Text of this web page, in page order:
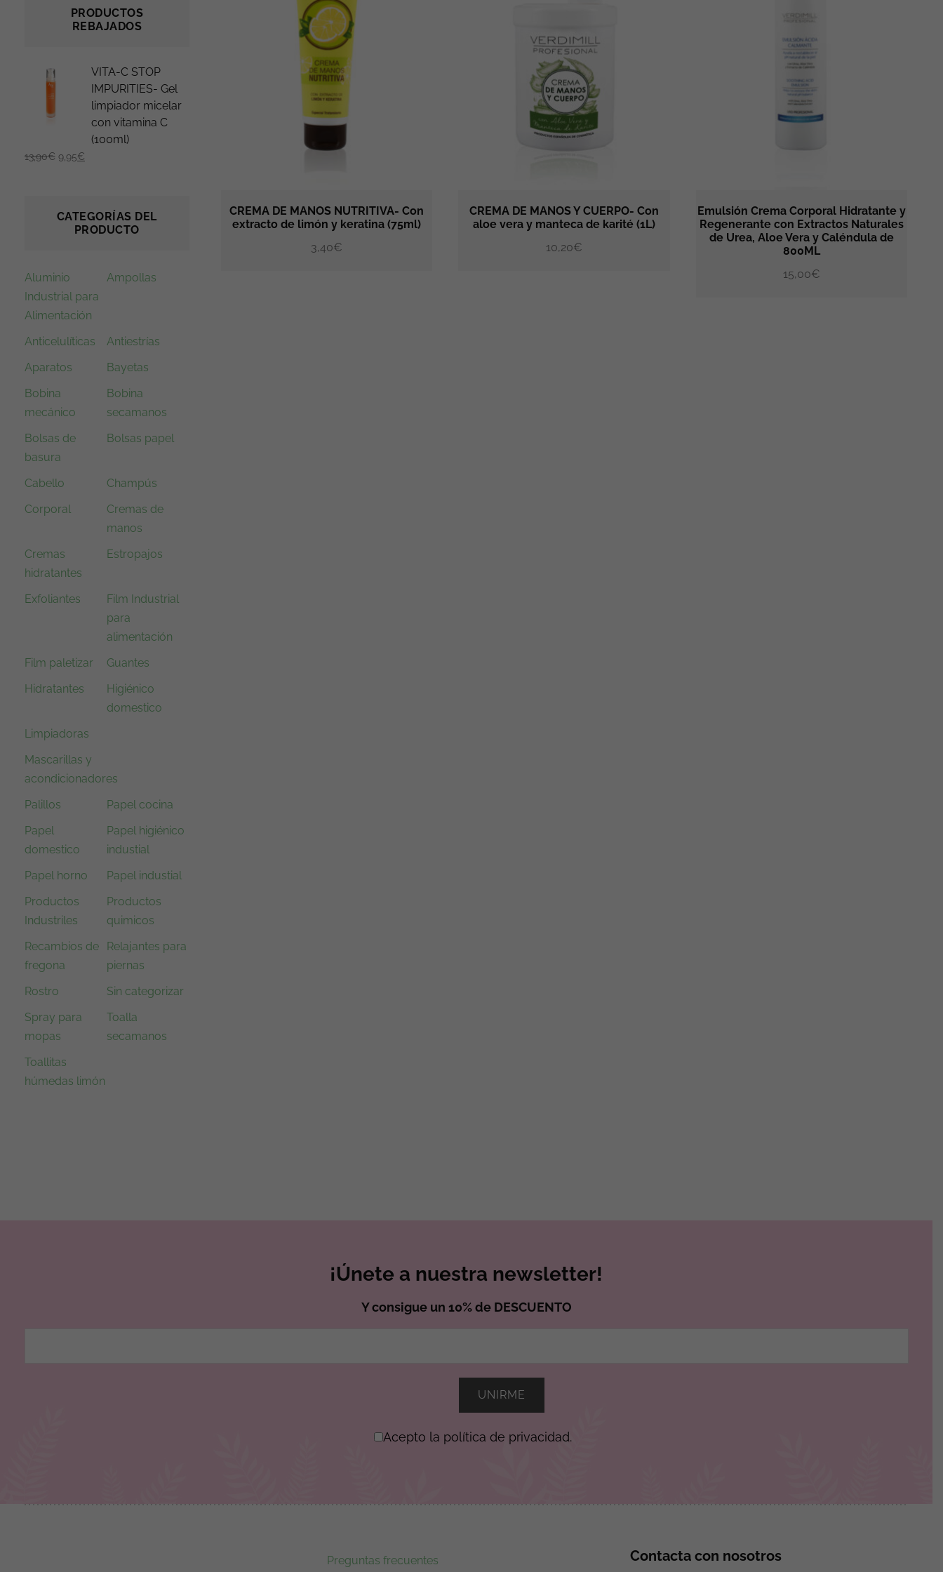
PRODUCTOS
REBAJADOS
VITA-C STOP
IMPURITIES- Gel
limpiador micelar
con vitamina C
(100ml)
13,90€
c
g
i
n
a
e
r
a
,
9
9,95€
c
u
a
l
e
:
9
,
.
CATEGORÍAS DEL
PRODUCTO
Aluminio
Industrial para
Alimentación
Ampollas
Anticelulíticas
Antiestrías
Aparatos
Bayetas
Bobina
mecánico
Bobina
secamanos
Bolsas de
basura
Bolsas papel
Cabello
Champús
Corporal
Cremas de
manos
Cremas
hidratantes
Estropajos
Exfoliantes
Film Industrial
para
alimentación
Film paletizar
Guantes
Hidratantes
Higiénico
domestico
Limpiadoras
Mascarillas y
acondicionadores
Palillos
Papel cocina
Papel
domestico
Papel higiénico
industial
Papel horno
Papel industial
Productos
Industriles
Productos
quimicos
Recambios de
fregona
Relajantes para
piernas
Rostro
Sin categorizar
Spray para
mopas
Toalla
secamanos
Toallitas
húmedas limón
CREMA DE MANOS NUTRITIVA- Con
extracto de limón y keratina (75ml)
3,40€
CREMA DE MANOS Y CUERPO- Con
aloe vera y manteca de karité (1L)
10,20€
AÑADIR AL CARRITO
Emulsión Crema Corporal Hidratante y
Regenerante con Extractos Naturales
de Urea, Aloe Vera y Caléndula de
800ML
15,00€
¡Únete a nuestra newsletter!
Y consigue un 10% de DESCUENTO
Acepto la política de privacidad.
Preguntas frecuentes Contacta con nosotros